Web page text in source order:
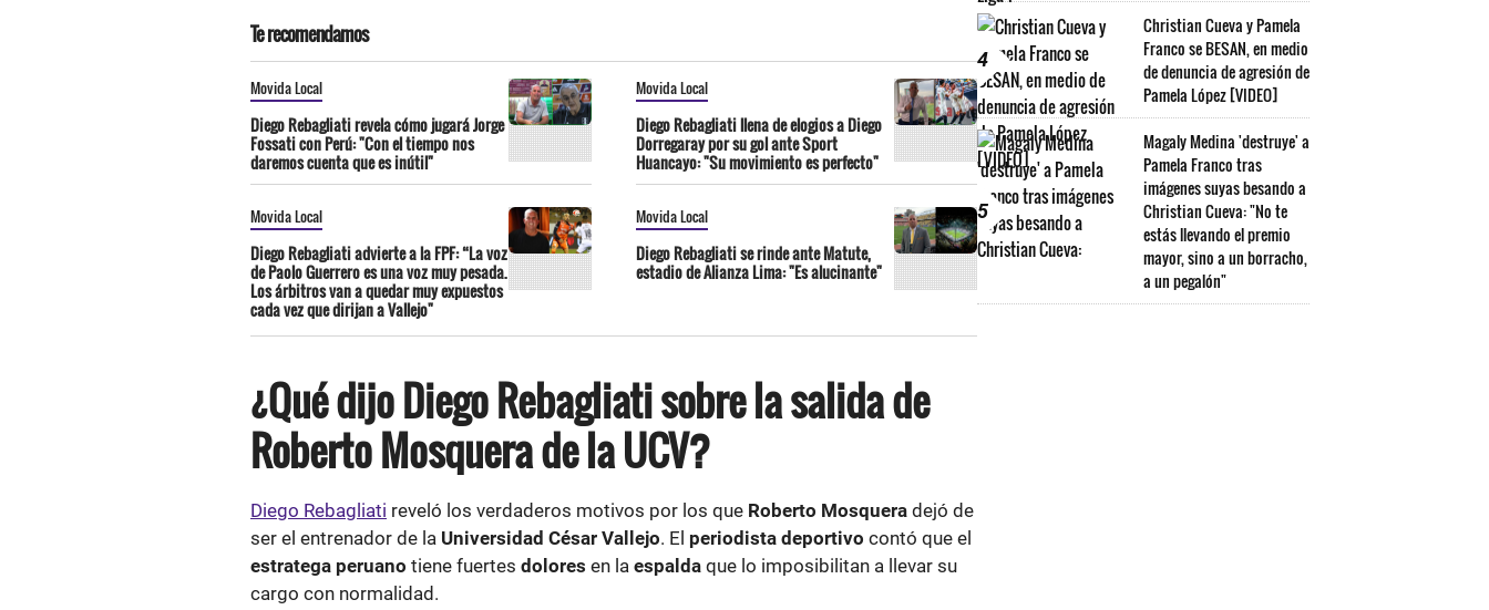
Te recomendamos
Movida Local
Diego Rebagliati revela cómo jugará Jorge
Fossati con Perú: "Con el tiempo nos
daremos cuenta que es inútil"
Movida Local
Diego Rebagliati llena de elogios a Diego
Dorregaray por su gol ante Sport
Huancayo: "Su movimiento es perfecto"
Movida Local
Diego Rebagliati advierte a la FPF: “La voz
de Paolo Guerrero es una voz muy pesada.
Los árbitros van a quedar muy expuestos
cada vez que dirijan a Vallejo"
Movida Local
Diego Rebagliati se rinde ante Matute,
estadio de Alianza Lima: "Es alucinante"
¿Qué dijo Diego Rebagliati sobre la salida de
Roberto Mosquera de la UCV?
Diego Rebagliati reveló los verdaderos motivos por los que Roberto Mosquera dejó de
ser el entrenador de la Universidad César Vallejo. El periodista deportivo contó que el
estratega peruano tiene fuertes dolores en la espalda que lo imposibilitan a llevar su
cargo con normalidad.
4
Christian Cueva y Pamela
Franco se BESAN, en medio
de denuncia de agresión de
Pamela López [VIDEO]
5
Magaly Medina 'destruye' a
Pamela Franco tras
imágenes suyas besando a
Christian Cueva: "No te
estás llevando el premio
mayor, sino a un borracho,
a un pegalón"